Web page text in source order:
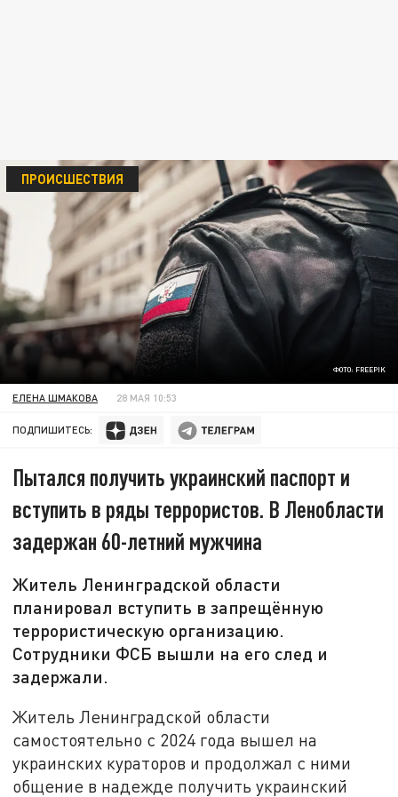
ФОТО: FREEPIK
ПРОИСШЕСТВИЯ
ЕЛЕНА ШМАКОВА 28 МАЯ 10:53
ПОДПИШИТЕСЬ:
Пытался получить украинский паспорт и
вступить в ряды террористов. В Ленобласти
задержан 60-летний мужчина
Житель Ленинградской области
планировал вступить в запрещённую
террористическую организацию.
Сотрудники ФСБ вышли на его след и
задержали.
Житель Ленинградской области
самостоятельно с 2024 года вышел на
украинских кураторов и продолжал с ними
общение в надежде получить украинский